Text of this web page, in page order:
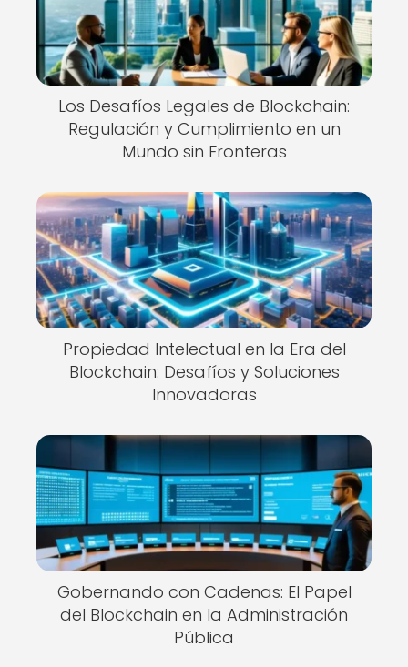
Los Desafíos Legales de Blockchain:
Regulación y Cumplimiento en un
Mundo sin Fronteras
Propiedad Intelectual en la Era del
Blockchain: Desafíos y Soluciones
Innovadoras
Gobernando con Cadenas: El Papel
del Blockchain en la Administración
Pública